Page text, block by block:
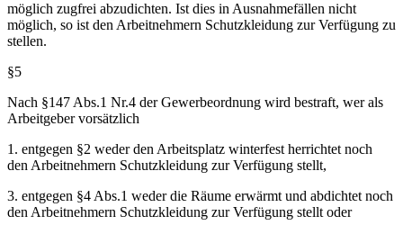
(1) Werden Arbeitnehmer bei Bauarbeiten in allseits umschlossenen
Räumen beschäftigt, so sind die Räume zu erwärmen und soweit
möglich zugfrei abzudichten. Ist dies in Ausnahmefällen nicht
stellen.
§5
Arbeitgeber vorsätzlich
den Arbeitnehmern Schutzkleidung zur Verfügung stellt,